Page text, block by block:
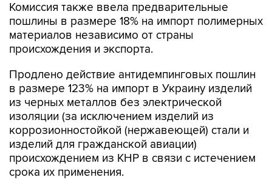
Комиссия также ввела предварительные
пошлины в размере 18% на импорт полимерных
материалов независимо от страны
происхождения и экспорта.
Продлено действие антидемпинговых пошлин
в размере 123% на импорт в Украину изделий
из черных металлов без электрической
изоляции (за исключением изделий из
коррозионностойкой (нержавеющей) стали и
изделий для гражданской авиации)
происхождением из КНР в связи с истечением
срока их применения.